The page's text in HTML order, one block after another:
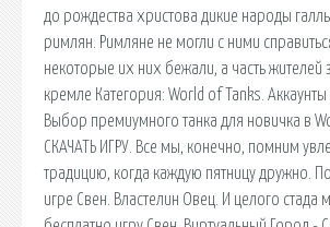
до pождества xристова дикие народы
римлян. Римляне не могли с ними
некоторые их них бежали, а часть жителей
кремле Категория: World of Tanks.
Выбор премиумного танка для новичка в
СКАЧАТЬ ИГРУ. Все мы, конечно, помним
традицию, когда каждую пятницу дружно.
игре Свен. Властелин Овец. И целого стада